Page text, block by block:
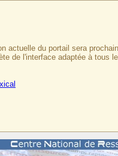
actuelle du portail sera
de l'interface adaptée à tous